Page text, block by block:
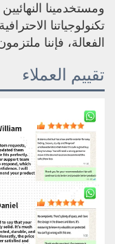
ومستخدمينا
تكنولوجياتنا
الفعالة، فإننا
تقييم العملاء